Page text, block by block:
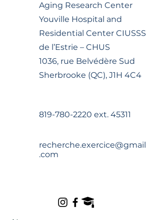
Aging Research Center
Youville Hospital and
Residential Center CIUSSS
de l’Estrie – CHUS
1036, rue Belvédère Sud
Sherbrooke (QC), J1H 4C4
819-780-2220 ext. 45311
recherche.exercice@gmail
.com